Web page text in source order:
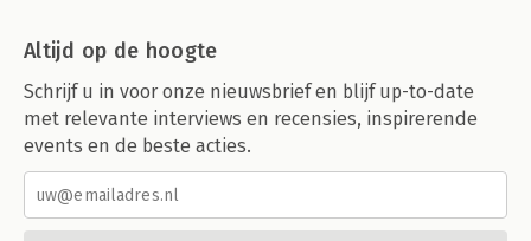
Altijd op de hoogte
Schrijf u in voor onze nieuwsbrief en blijf up-to-date
met relevante interviews en recensies, inspirerende
events en de beste acties.